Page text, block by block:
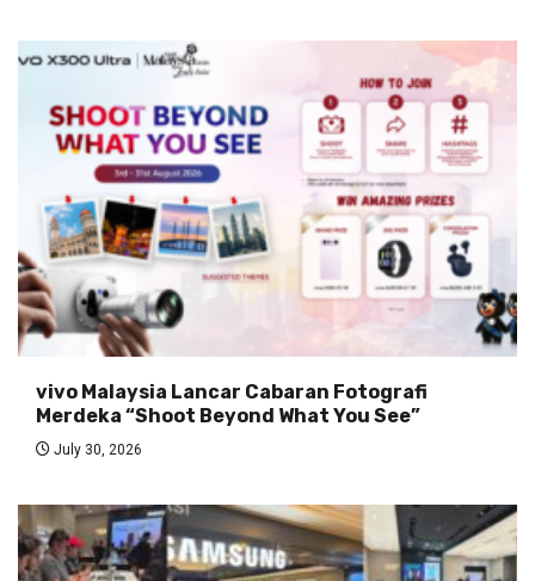
vivo Malaysia Lancar Cabaran Fotografi
Merdeka “Shoot Beyond What You See”
July 30, 2026